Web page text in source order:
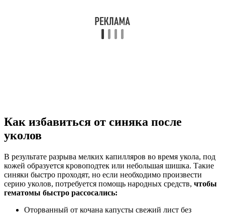
Как избавиться от синяка после
уколов
В результате разрыва мелких капилляров во время укола, под
кожей образуется кровоподтек или небольшая шишка. Такие
синяки быстро проходят, но если необходимо произвести
серию уколов, потребуется помощь народных средств, чтобы
гематомы быстро рассосались:
Оторванный от кочана капусты свежий лист без